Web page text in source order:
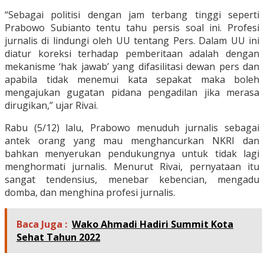
“Sebagai politisi dengan jam terbang tinggi seperti
Prabowo Subianto tentu tahu persis soal ini. Profesi
jurnalis di lindungi oleh UU tentang Pers. Dalam UU ini
diatur koreksi terhadap pemberitaan adalah dengan
mekanisme ‘hak jawab’ yang difasilitasi dewan pers dan
apabila tidak menemui kata sepakat maka boleh
mengajukan gugatan pidana pengadilan jika merasa
dirugikan,” ujar Rivai.
Rabu (5/12) lalu, Prabowo menuduh jurnalis sebagai
antek orang yang mau menghancurkan NKRI dan
bahkan menyerukan pendukungnya untuk tidak lagi
menghormati jurnalis. Menurut Rivai, pernyataan itu
sangat tendensius, menebar kebencian, mengadu
domba, dan menghina profesi jurnalis.
Baca Juga : Wako Ahmadi Hadiri Summit Kota
Sehat Tahun 2022